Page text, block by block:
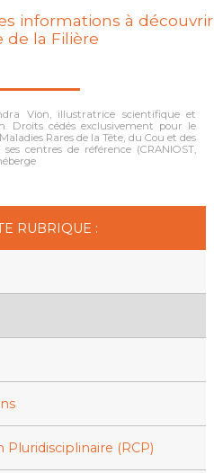
informations à découvrir
de la Filière
Vion, illustratrice scientifique et
Droits cédés exclusivement pour le
Rares de la Tête, du Cou et des
centres de référence (CRANIOST,
RUBRIQUE :
(RCP)